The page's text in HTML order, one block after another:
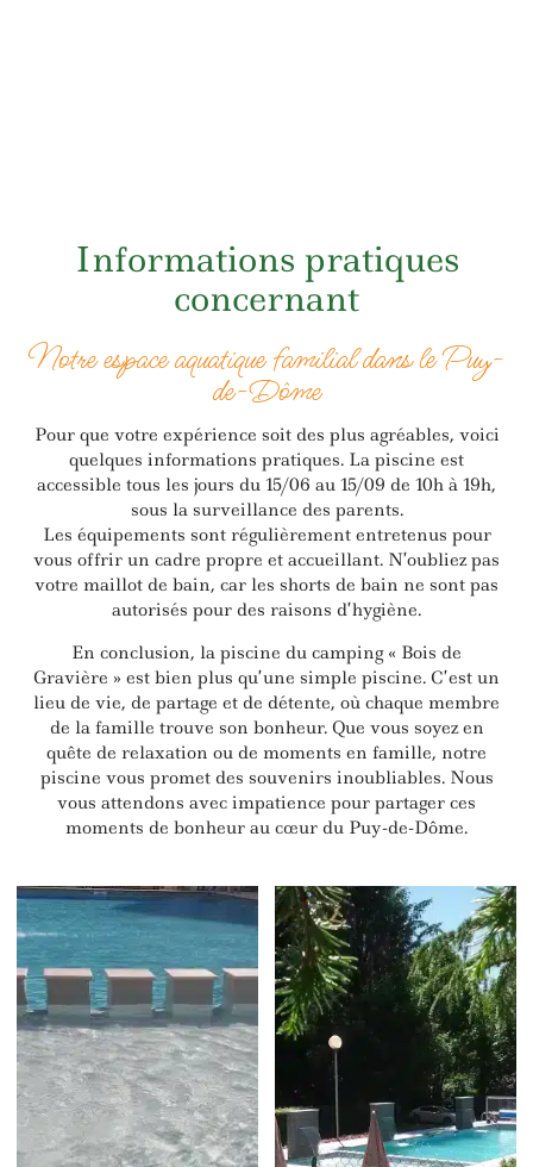
Informations pratiques
concernant
Notre espace aquatique familial dans le Puy-
de-Dôme
Pour que votre expérience soit des plus agréables, voici
quelques informations pratiques. La piscine est
accessible tous les jours du 15/06 au 15/09 de 10h à 19h,
sous la surveillance des parents.
Les équipements sont régulièrement entretenus pour
vous offrir un cadre propre et accueillant. N’oubliez pas
votre maillot de bain, car les shorts de bain ne sont pas
autorisés pour des raisons d’hygiène.
En conclusion, la piscine du camping « Bois de
Gravière » est bien plus qu’une simple piscine. C’est un
lieu de vie, de partage et de détente, où chaque membre
de la famille trouve son bonheur. Que vous soyez en
quête de relaxation ou de moments en famille, notre
piscine vous promet des souvenirs inoubliables. Nous
vous attendons avec impatience pour partager ces
moments de bonheur au cœur du Puy-de-Dôme.